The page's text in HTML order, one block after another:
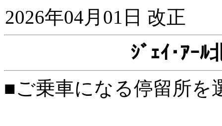
2026年04月01日 改正
ｼﾞｪｲ･ｱｰﾙ
■ご乗車になる停留所を